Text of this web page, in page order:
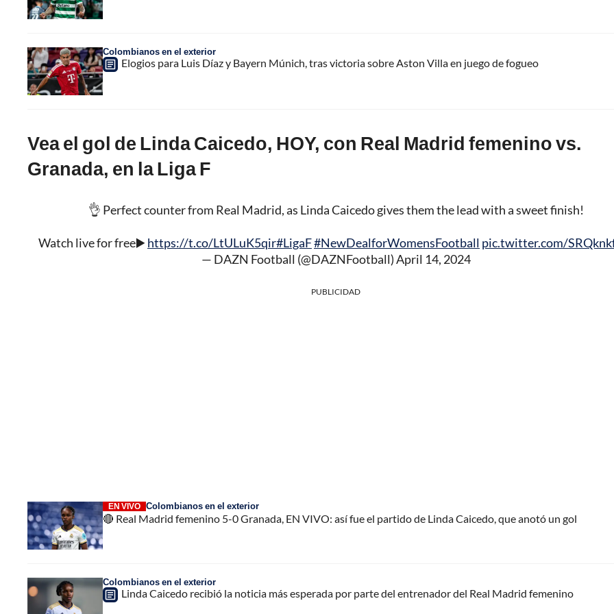
Colombianos en el exterior
Elogios para Luis Díaz y Bayern Múnich, tras victoria sobre Aston Villa en juego de fogueo
Vea el gol de Linda Caicedo, HOY, con Real Madrid femenino vs.
Granada, en la Liga F
👌 Perfect counter from Real Madrid, as Linda Caicedo gives them the lead with a sweet finish!
Watch live for free▶️https://t.co/LtULuK5qir#LigaF#NewDealforWomensFootball pic.twitter.com/
— DAZN Football (@DAZNFootball)April 14, 2024
PUBLICIDAD
EN VIVO Colombianos en el exterior
🔴 Real Madrid femenino 5-0 Granada, EN VIVO: así fue el partido de Linda Caicedo, que anotó un gol
Colombianos en el exterior
Linda Caicedo recibió la noticia más esperada por parte del entrenador del Real Madrid femenino